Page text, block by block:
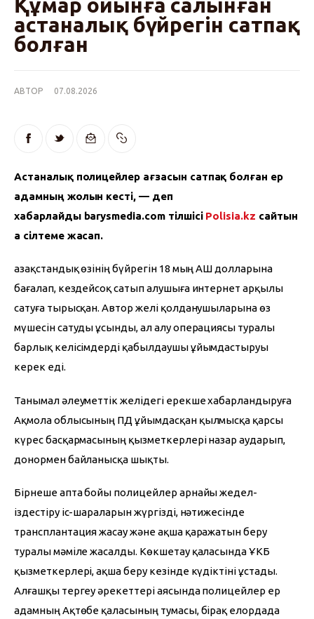
Құмар ойынға салынған
астаналық бүйрегін сатпақ
болған
АВТОР 07.08.2026
Астаналық полицейлер ағзасын сатпақ болған ер
адамның жолын кесті, — деп
хабарлайды barysmedia.com тілшісі Polisia.kz сайтын
а сілтеме жасап.
Қазақстандық өзінің бүйрегін 18 мың АҚШ долларына
бағалап, кездейсоқ сатып алушыға интернет арқылы
сатуға тырысқан. Автор желі қолданушыларына өз
мүшесін сатуды ұсынды, ал алу операциясы туралы
барлық келісімдерді қабылдаушы ұйымдастыруы
керек еді.
Танымал әлеуметтік желідегі ерекше хабарландыруға
Ақмола облысының ПД ұйымдасқан қылмысқа қарсы
күрес басқармасының қызметкерлері назар аударып,
донормен байланысқа шықты.
Бірнеше апта бойы полицейлер арнайы жедел-
іздестіру іс-шараларын жүргізді, нәтижесінде
трансплантация жасау және ақша қаражатын беру
туралы мәміле жасалды. Көкшетау қаласында ҰҚҚКБ
қызметкерлері, ақша беру кезінде күдіктіні ұстады.
Алғашқы тергеу әрекеттері аясында полицейлер ер
адамның Ақтөбе қаласының тумасы, бірақ елордада